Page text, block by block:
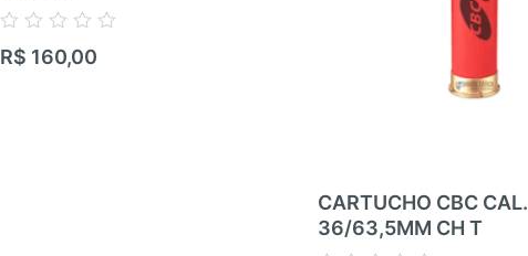
Avaliação
0
R$ 160,00
CARTUCHO CBC CAL.
36/63,5MM CH T